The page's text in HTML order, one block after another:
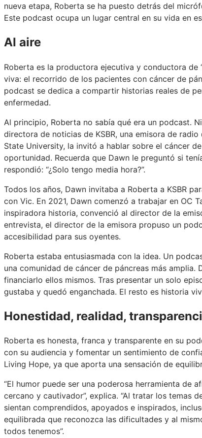
nueva etapa, Roberta se ha puesto detrás del
Este podcast ocupa un lugar central en su vida en
Al aire
Roberta es la productora ejecutiva y conductora de
viva: el recorrido de los pacientes con cáncer de
podcast se dedica a compartir historias reales de
enfermedad.
Al principio, Roberta no sabía qué era un podcast.
directora de noticias de KSBR, una emisora de
State University, la invitó a hablar sobre el cáncer
oportunidad. Recuerda que Dawn le preguntó si
respondió: “¿Solo tengo media hora?”.
Todos los años, Dawn invitaba a Roberta a KSBR
con Vic. En 2021, Dawn comenzó a trabajar en OC
inspiradora historia, convenció al director de la
entrevista, el director de la emisora propuso un
accesibilidad para sus oyentes.
Roberta estaba entusiasmada con la idea. Un
una comunidad de cáncer de páncreas más
financiarlo ellos mismos. Tras presentar un solo
gustaba y quedó enganchada. El resto es historia
Honestidad, realidad,
Roberta es honesta, franca y transparente en su
con su audiencia y fomentar un sentimiento de
Living Hope, ya que aporta una sensación de
“El humor puede ser una poderosa herramienta de
cercano y cautivador”, explica. “Al tratar los temas
sientan comprendidos, apoyados e inspirados,
equilibrada que reconozca las dificultades y al
todos tenemos”.